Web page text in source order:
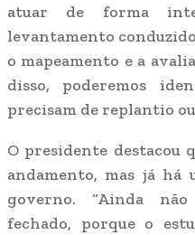
atuar de forma
levantamento
o mapeamento e a
disso, poderemos
precisam de replantio
O presidente destacou
andamento, mas já
governo. “Ainda
fechado, porque o